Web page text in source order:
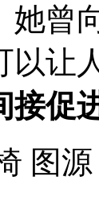
她曾
以让
接促
图